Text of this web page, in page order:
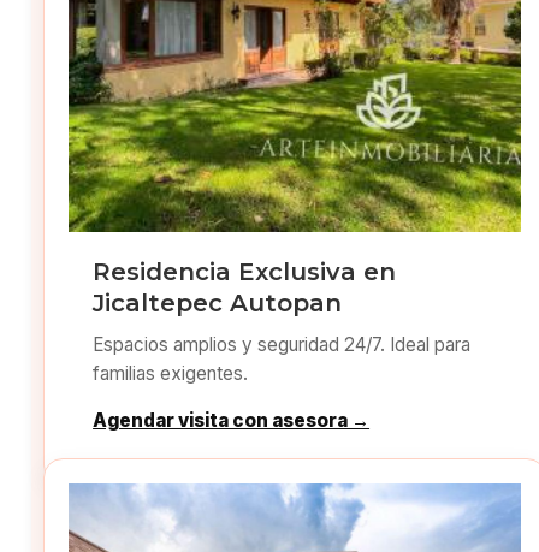
Residencia Exclusiva en
Jicaltepec Autopan
Espacios amplios y seguridad 24/7. Ideal para
familias exigentes.
Agendar visita con asesora →